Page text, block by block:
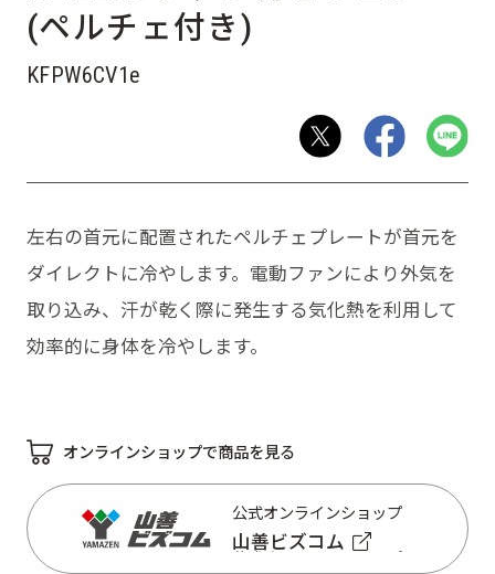
(ペルチェ付き)
KFPW6CV1e
左右の首元に配置されたペルチェプレートが首元を
ダイレクトに冷やします。電動ファンにより外気を
取り込み、汗が乾く際に発生する気化熱を利用して
効率的に身体を冷やします。
オンラインショップで商品を見る
公式オンラインショップ
山善ビズコム